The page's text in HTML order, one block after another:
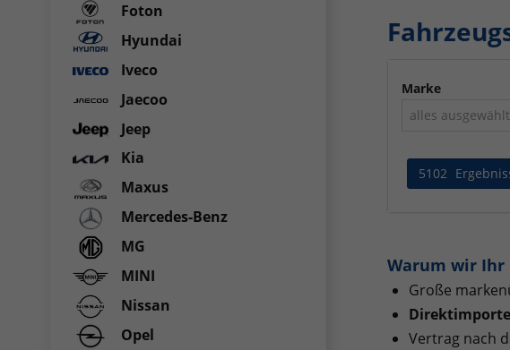
Marke
alles ausgewählt
5102
Warum wir Ihr
Große
Vertrag nach
Foton
Hyundai
Iveco
Jaecoo
Jeep
Kia
Maxus
Mercedes-Benz
MG
MINI
Nissan
Opel